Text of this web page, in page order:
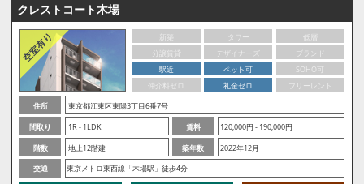
クレストコート木場
新築 タワー
低層
分譲賃貸
デザイナーズ
ブランド
駅近
ペット可
SOHO可
仲介料ゼロ
礼金ゼロ
フリーレント
住所
東京都江東区東陽3丁目6番7号
間取り
1R - 1LDK 賃料
120,000円 - 190,000円
階数
地上12階建 築年数
2022年12月
交通
東京メトロ東西線「木場駅」徒歩4分